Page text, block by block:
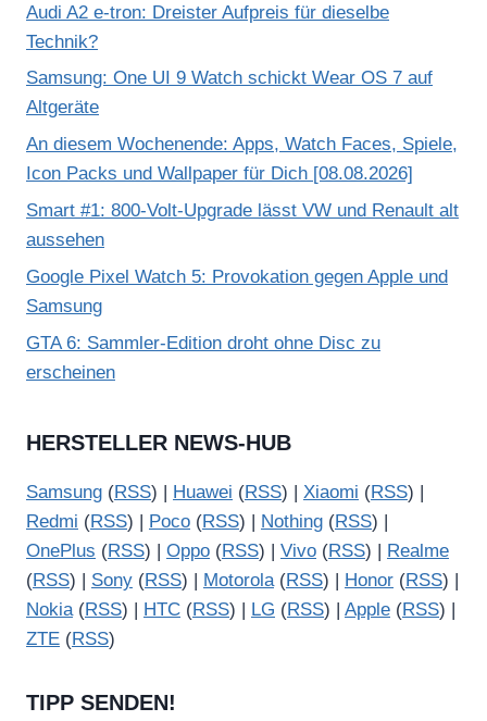
Audi A2 e-tron: Dreister Aufpreis für dieselbe
Technik?
Samsung: One UI 9 Watch schickt Wear OS 7 auf
Altgeräte
An diesem Wochenende: Apps, Watch Faces, Spiele,
Icon Packs und Wallpaper für Dich [08.08.2026]
Smart #1: 800-Volt-Upgrade lässt VW und Renault alt
aussehen
Google Pixel Watch 5: Provokation gegen Apple und
Samsung
GTA 6: Sammler-Edition droht ohne Disc zu
erscheinen
HERSTELLER NEWS-HUB
Samsung (RSS) | Huawei (RSS) | Xiaomi (RSS) |
Redmi (RSS) | Poco (RSS) | Nothing (RSS) |
OnePlus (RSS) | Oppo (RSS) | Vivo (RSS) |
Realme
(RSS) | Sony (RSS) | Motorola(RSS) | Honor (RSS) |
Nokia(RSS) | HTC (RSS) | LG (RSS) | Apple (RSS) |
ZTE (RSS)
TIPP SENDEN!